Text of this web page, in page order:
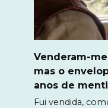
Venderam-
mas o
anos de
Fui vendida,